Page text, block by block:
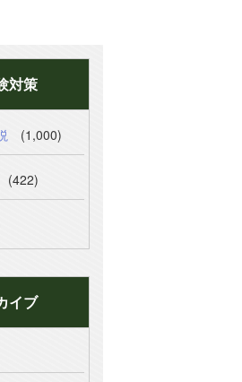
対策
(1,000)
(422)
イブ